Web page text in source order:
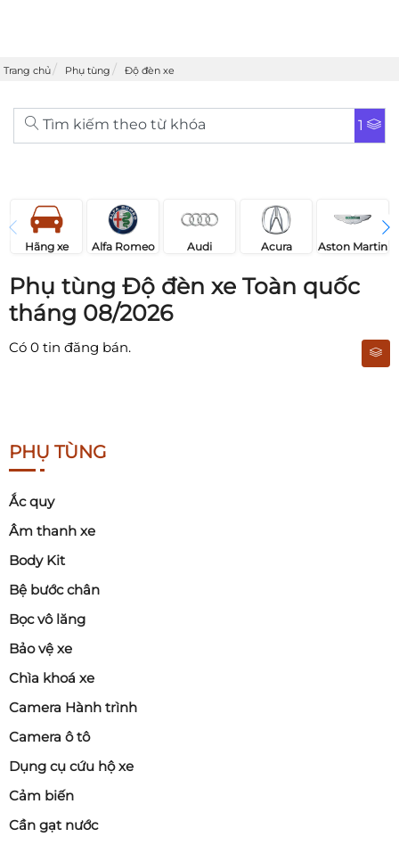
Trang chủ Phụ tùng Độ đèn xe
Tìm kiếm theo từ khóa 1
Hãng xe Alfa Romeo Audi Acura Aston Martin
Phụ tùng Độ đèn xe Toàn quốc
tháng 08/2026
Có 0 tin đăng bán.
PHỤ TÙNG
Ắc quy
Âm thanh xe
Body Kit
Bệ bước chân
Bọc vô lăng
Bảo vệ xe
Chìa khoá xe
Camera Hành trình
Camera ô tô
Dụng cụ cứu hộ xe
Cảm biến
Cần gạt nước